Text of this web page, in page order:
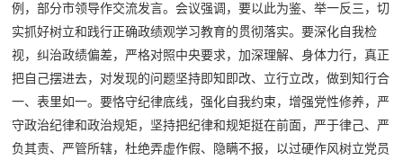
例，部分市领导作交流发言。会议强调，要以此为鉴、举一反三，切
实抓好树立和践行正确政绩观学习教育的贯彻落实。要深化自我检
视，纠治政绩偏差，严格对照中央要求，加深理解、身体力行，真正
把自己摆进去，对发现的问题坚持即知即改、立行立改，做到知行合
一、表里如一。要恪守纪律底线，强化自我约束，增强党性修养，严
守政治纪律和政治规矩，坚持把纪律和规矩挺在前面，严于律己、严
负其责、严管所辖，杜绝弄虚作假、隐瞒不报，以过硬作风树立党员